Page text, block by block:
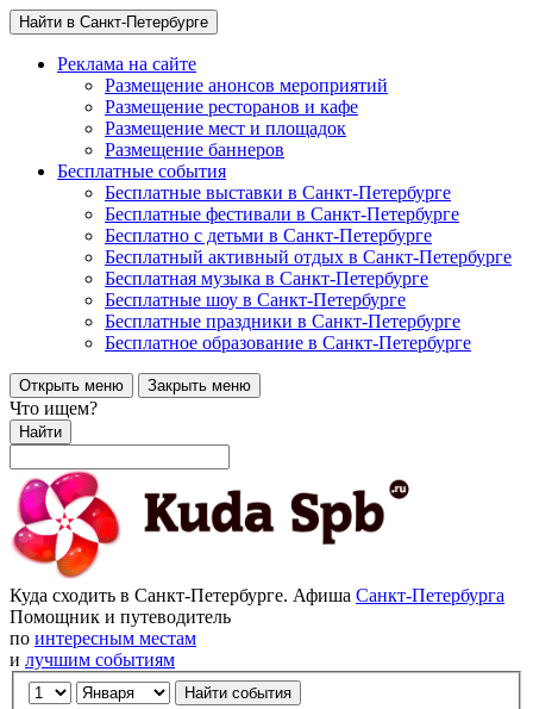
Найти в Санкт-Петербурге
Реклама на сайте
Размещение анонсов мероприятий
Размещение ресторанов и кафе
Размещение мест и площадок
Размещение баннеров
Бесплатные события
Бесплатные выставки в Санкт-Петербурге
Бесплатные фестивали в Санкт-Петербурге
Бесплатно с детьми в Санкт-Петербурге
Бесплатный активный отдых в Санкт-Петербурге
Бесплатная музыка в Санкт-Петербурге
Бесплатные шоу в Санкт-Петербурге
Бесплатные праздники в Санкт-Петербурге
Бесплатное образование в Санкт-Петербурге
Открыть меню Закрыть меню
Что ищем?
Найти
Куда сходить в Санкт-Петербурге. Афиша Санкт-Петербурга
Помощник и путеводитель
по интересным местам
и лучшим событиям